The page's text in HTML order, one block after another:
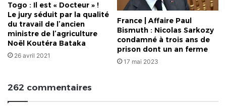
Togo : Il est « Docteur » !
Le jury séduit par la qualité
du travail de l’ancien
ministre de l’agriculture
Noël Koutéra Bataka
26 avril 2021
France | Affaire Paul
Bismuth : Nicolas Sarkozy
condamné à trois ans de
prison dont un an ferme
17 mai 2023
262 commentaires